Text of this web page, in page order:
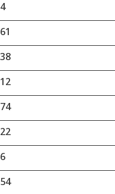
4
61
38
12
74
22
6
54